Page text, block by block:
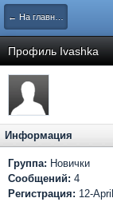
← На главную
Профиль Ivashka
Информация
Группа: Новички
Сообщений: 4
Регистрация: 12-